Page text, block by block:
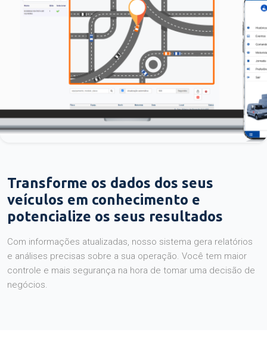
Transforme os dados dos seus
veículos em conhecimento e
potencialize os seus resultados
Com informações atualizadas, nosso sistema gera relatórios
e análises precisas sobre a sua operação. Você tem maior
controle e mais segurança na hora de tomar uma decisão de
negócios.